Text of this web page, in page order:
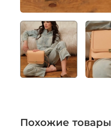
Похожие товары